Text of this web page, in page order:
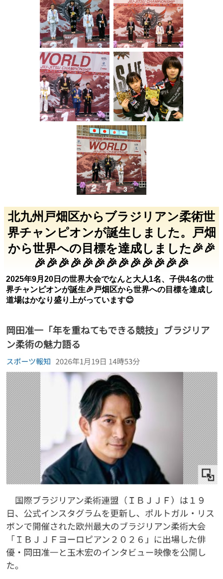
北九州戸畑区からブラジリアン柔術世
界チャンピオンが誕生しました。戸畑
から世界への目標を達成しました🎉🎉
🎉🎉🎉🎉🎉🎉🎉🎉🎉🎉🎉🎉🎉
2025年9月20日の世界大会でなんと大人1名、子供4名の世
界チャンピオンが誕生🎉戸畑区から世界への目標を達成し
道場はかなり盛り上がっています😊